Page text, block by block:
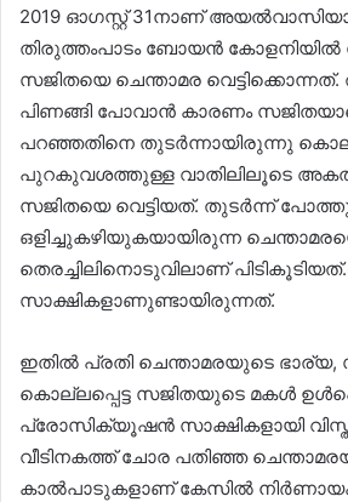
2019 ഓഗസ്റ്റ് 31നാണ്
തിരുത്തംപാടം ബോയൻ
സജിതയെ ചെന്താമര വെട്ടിക്കൊന്നത്.
പിണങ്ങി പോവാൻ കാരണം
പറഞ്ഞതിനെ തുടർന്നായിരുന്നു
പുറകുവശത്തുള്ള വാതിലിലൂടെ
സജിതയെ വെട്ടിയത്. തുടർന്ന്
ഒളിച്ചുകഴിയുകയായിരുന്ന
തെരച്ചിലിനൊടുവിലാണ്
സാക്ഷികളാണുണ്ടായിരുന്നത്.
ഇതിൽ പ്രതി ചെന്താമരയുടെ
കൊല്ലപ്പെട്ട സജിതയുടെ മകൾ
പ്രോസിക്യൂഷൻ സാക്ഷികളായി
വീടിനകത്ത് ചോര പതിഞ്ഞ
കാൽപാടുകളാണ് കേസിൽ